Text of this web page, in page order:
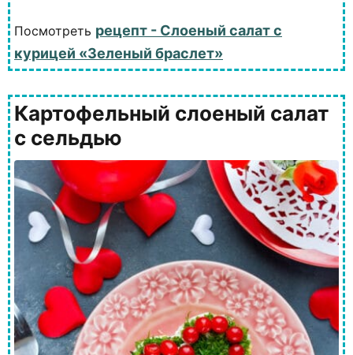
Посмотреть рецепт - Слоеный салат с
курицей «Зеленый браслет»
Картофельный слоеный салат
с сельдью